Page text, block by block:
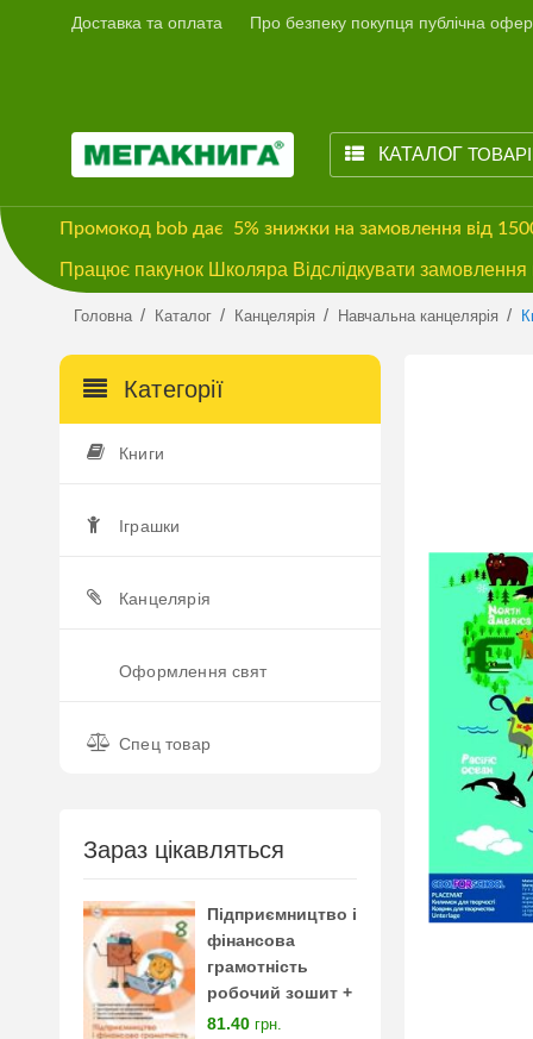
Доставка та оплата Про безпеку покупця публічна
КАТАЛОГ
Промокод bob дає 5% знижки на замовлення від
Працює пакунок Школяра Відслідкувати
Головна / Каталог / Канцелярія / Навчальна канцелярія /
Категорії
Книги
Іграшки
Канцелярія
Оформлення свят
Спец товар
Зараз цікавляться
Підприємництво і
фінансова
грамотність
робочий зошит +
тестові завдання 8
81.40 грн.